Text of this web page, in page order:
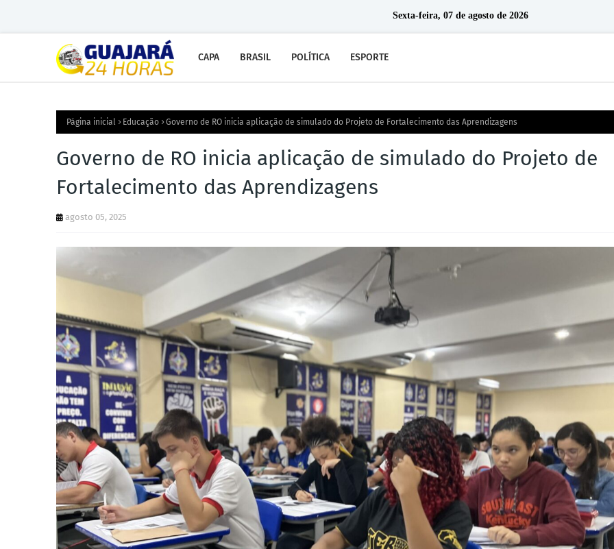
Sexta-feira, 07 de agosto de 2026
CAPA BRASIL POLÍTICA ESPORTE
Página inicial Educação Governo de RO inicia aplicação de simulado do Projeto de Fortalecimento das Aprendizagens
Governo de RO inicia aplicação de simulado do Projeto de
Fortalecimento das Aprendizagens
agosto 05, 2025